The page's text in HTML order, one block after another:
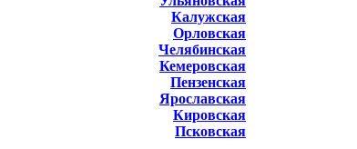
Калужская
Орловская
Челябинская
Кемеровская
Пензенская
Ярославская
Кировская
Псковская